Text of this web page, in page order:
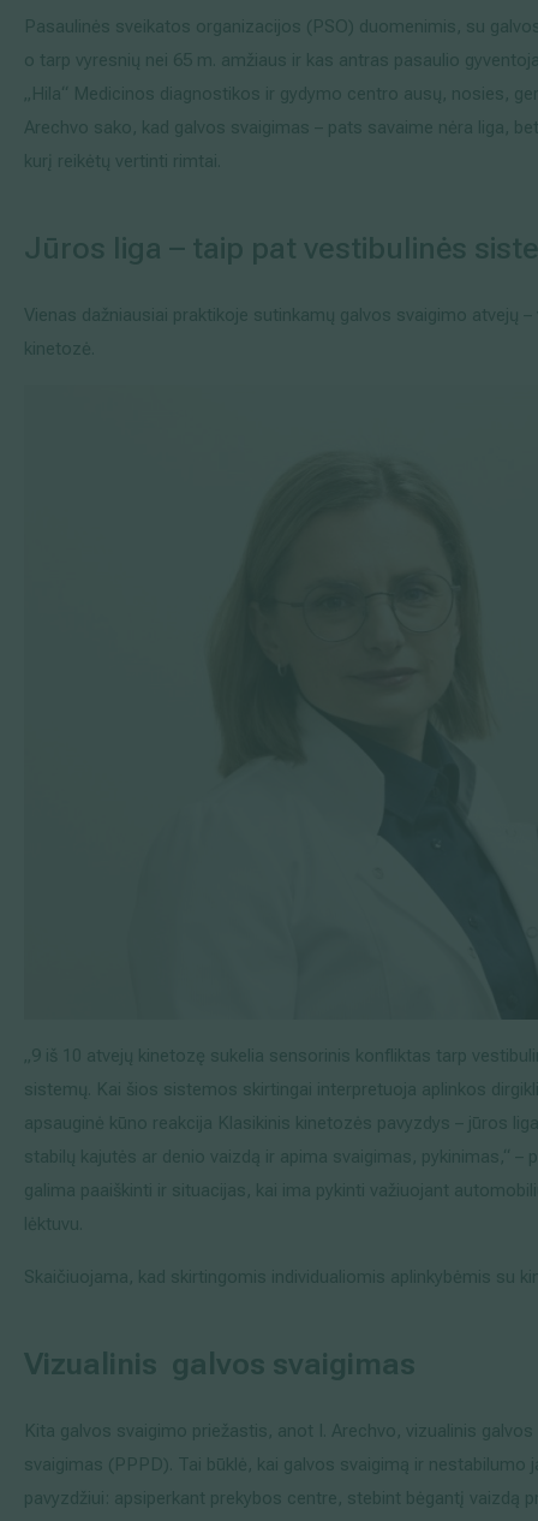
Pasaulinės sveikatos organizacijos (PSO) duomenimis, su
o tarp vyresnių nei 65 m. amžiaus ir kas antras pasaulio
„Hila“ Medicinos diagnostikos ir gydymo centro ausų, nosies,
Arechvo sako, kad galvos svaigimas – pats savaime nėra liga,
kurį reikėtų vertinti rimtai.
Jūros liga – taip pat vestibulinės
Vienas dažniausiai praktikoje sutinkamų galvos svaigimo atvejų
kinetozė.
„9 iš 10 atvejų kinetozę sukelia sensorinis konfliktas tarp
sistemų. Kai šios sistemos skirtingai interpretuoja aplinkos
apsauginė kūno reakcija Klasikinis kinetozės pavyzdys – jūros
stabilų kajutės ar denio vaizdą ir apima svaigimas, pykinimas,“
galima paaiškinti ir situacijas, kai ima pykinti važiuojant
lėktuvu.
Skaičiuojama, kad skirtingomis individualiomis aplinkybėmis su
Vizualinis galvos svaigimas
Kita galvos svaigimo priežastis, anot I. Arechvo, vizualinis
svaigimas (PPPD). Tai būklė, kai galvos svaigimą ir
pavyzdžiui: apsiperkant prekybos centre, stebint bėgantį vaizdą
Išsiplėtusių kojų venų gydymas
Mamologija (Krūtų onkochirurgija)
Hila gydytojai
Sveikatos patarimai